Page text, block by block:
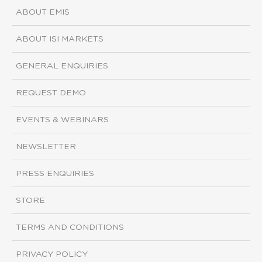
ABOUT EMIS
ABOUT ISI MARKETS
GENERAL ENQUIRIES
REQUEST DEMO
EVENTS & WEBINARS
NEWSLETTER
PRESS ENQUIRIES
STORE
TERMS AND CONDITIONS
PRIVACY POLICY